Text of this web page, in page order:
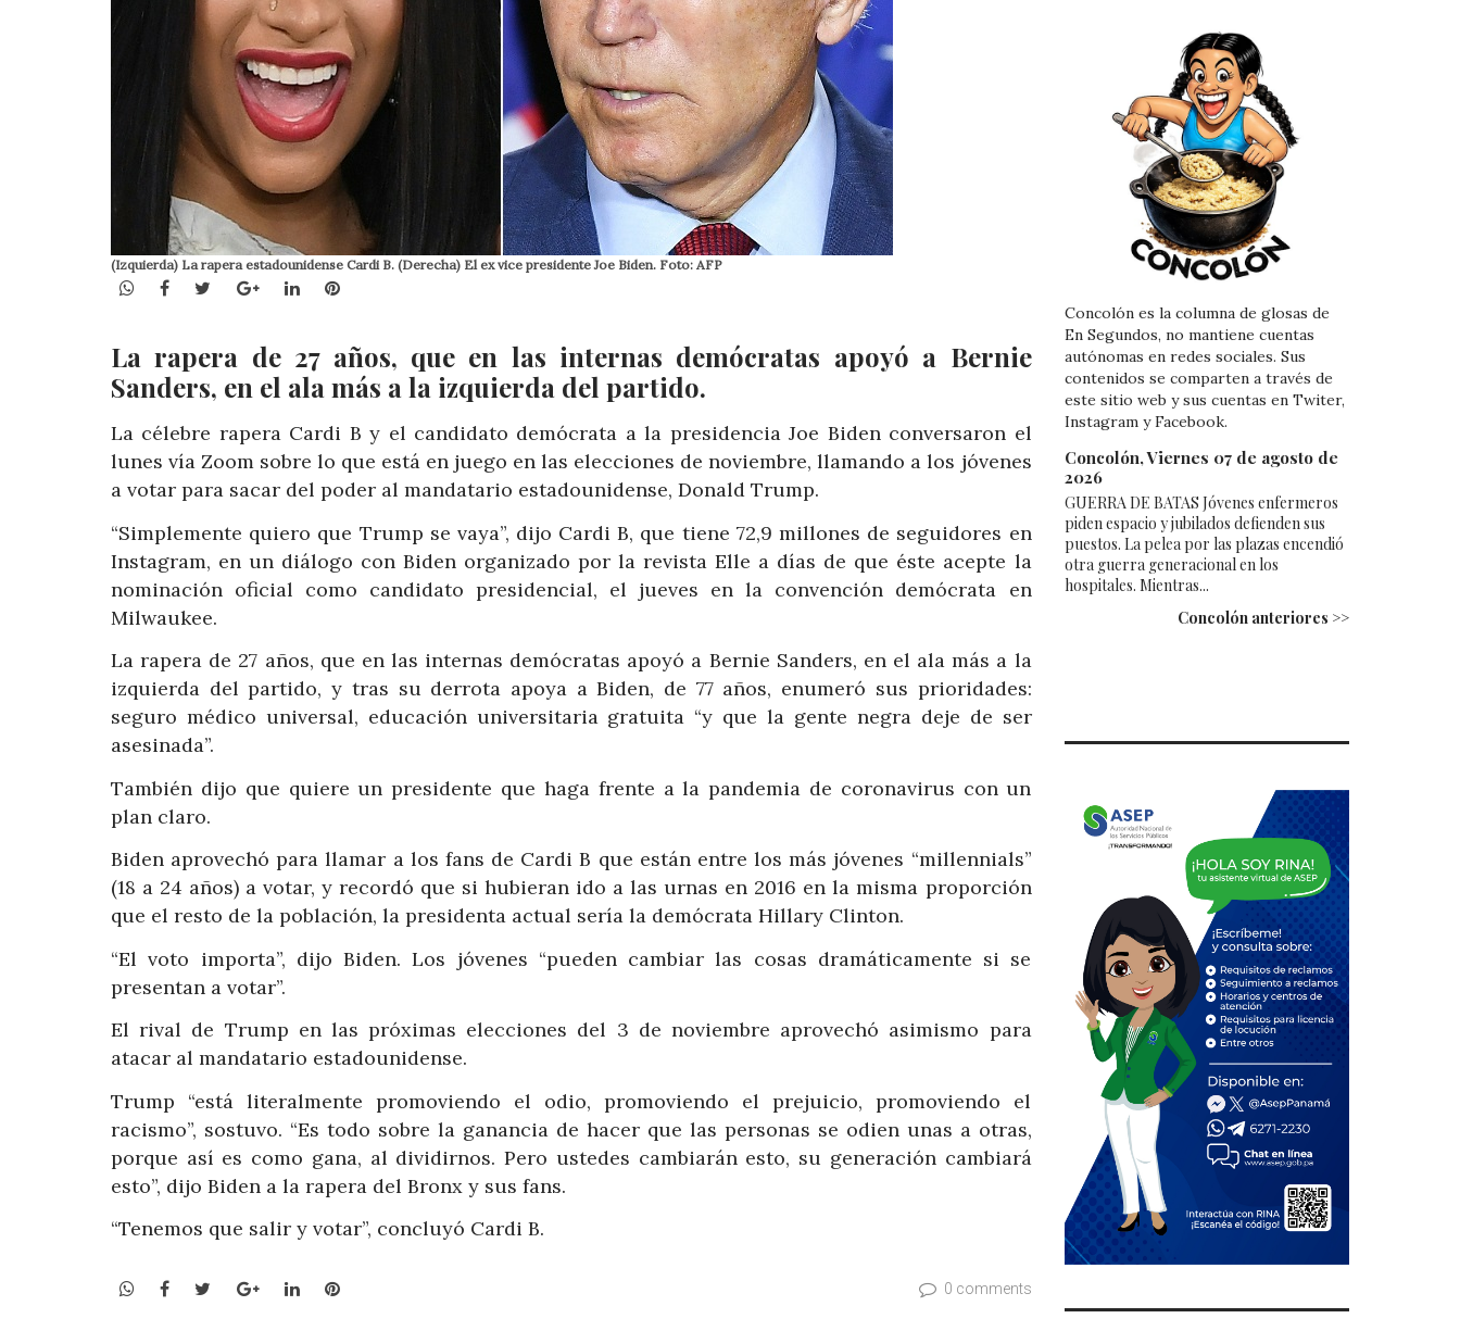
(Izquierda) La rapera estadounidense Cardi B. (Derecha) El ex vice presidente Joe Biden. Foto: AFP
WhatsApp
Facebook
TwitterGoogle+LinkedInPinterest
La rapera de 27 años, que en las internas demócratas apoyó a Bernie
Sanders, en el ala más a la izquierda del partido.
La célebre rapera Cardi B y el candidato demócrata a la presidencia Joe Biden conversaron el
lunes vía Zoom sobre lo que está en juego en las elecciones de noviembre, llamando a los jóvenes
a votar para sacar del poder al mandatario estadounidense, Donald Trump.
“Simplemente quiero que Trump se vaya”, dijo Cardi B, que tiene 72,9 millones de seguidores en
Instagram, en un diálogo con Biden organizado por la revista Elle a días de que éste acepte la
nominación oficial como candidato presidencial, el jueves en la convención demócrata en
Milwaukee.
La rapera de 27 años, que en las internas demócratas apoyó a Bernie Sanders, en el ala más a la
izquierda del partido, y tras su derrota apoya a Biden, de 77 años, enumeró sus prioridades:
seguro médico universal, educación universitaria gratuita “y que la gente negra deje de ser
asesinada”.
También dijo que quiere un presidente que haga frente a la pandemia de coronavirus con un
plan claro.
Biden aprovechó para llamar a los fans de Cardi B que están entre los más jóvenes “millennials”
(18 a 24 años) a votar, y recordó que si hubieran ido a las urnas en 2016 en la misma proporción
que el resto de la población, la presidenta actual sería la demócrata Hillary Clinton.
“El voto importa”, dijo Biden. Los jóvenes “pueden cambiar las cosas dramáticamente si se
presentan a votar”.
El rival de Trump en las próximas elecciones del 3 de noviembre aprovechó asimismo para
atacar al mandatario estadounidense.
Trump “está literalmente promoviendo el odio, promoviendo el prejuicio, promoviendo el
racismo”, sostuvo. “Es todo sobre la ganancia de hacer que las personas se odien unas a otras,
porque así es como gana, al dividirnos. Pero ustedes cambiarán esto, su generación cambiará
esto”, dijo Biden a la rapera del Bronx y sus fans.
“Tenemos que salir y votar”, concluyó Cardi B.
WhatsApp
Facebook
TwitterGoogle+LinkedInPinterest 0 comments
Concolón es la columna de glosas de
En Segundos, no mantiene cuentas
autónomas en redes sociales. Sus
contenidos se comparten a través de
este sitio web y sus cuentas en Twiter,
Instagram y Facebook.
Concolón, Viernes 07 de agosto de
2026
GUERRA DE BATAS Jóvenes enfermeros
piden espacio y jubilados defienden sus
puestos. La pelea por las plazas encendió
otra guerra generacional en los
hospitales. Mientras...
Concolón anteriores >>